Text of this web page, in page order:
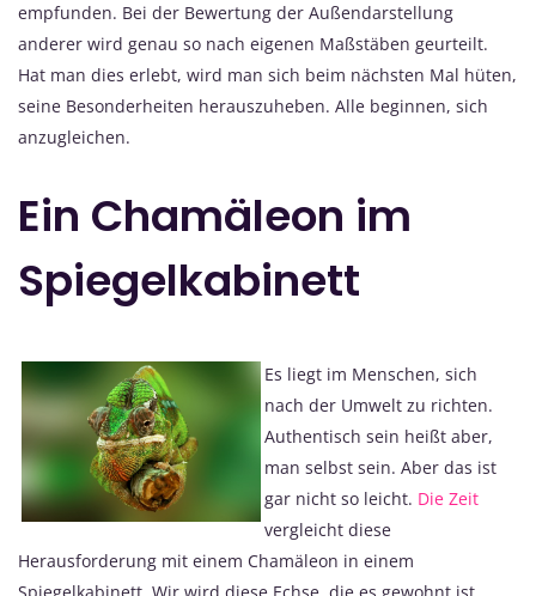
empfunden. Bei der Bewertung der Außendarstellung
anderer wird genau so nach eigenen Maßstäben geurteilt.
Hat man dies erlebt, wird man sich beim nächsten Mal hüten,
seine Besonderheiten herauszuheben. Alle beginnen, sich
anzugleichen.
Ein Chamäleon im
Spiegelkabinett
Es liegt im Menschen, sich
nach der Umwelt zu richten.
Authentisch sein heißt aber,
man selbst sein. Aber das ist
gar nicht so leicht. Die Zeit
vergleicht diese
Herausforderung mit einem Chamäleon in einem
Spiegelkabinett. Wir wird diese Echse, die es gewohnt ist,